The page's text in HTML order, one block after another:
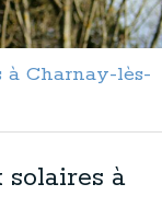
Charnay-lès-
à